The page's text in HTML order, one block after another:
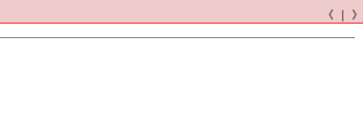
《 ｜ 》